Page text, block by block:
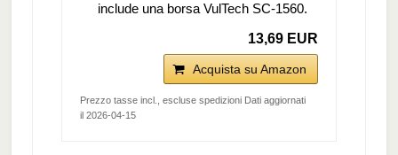
include una borsa VulTech SC-1560.
13,69 EUR
Acquista su Amazon
Prezzo tasse incl., escluse spedizioni Dati aggiornati
il 2026-04-15